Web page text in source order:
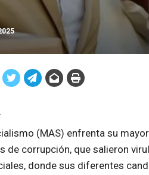
(MAS) enfrenta su
de corrupción, que salieron
donde sus diferentes